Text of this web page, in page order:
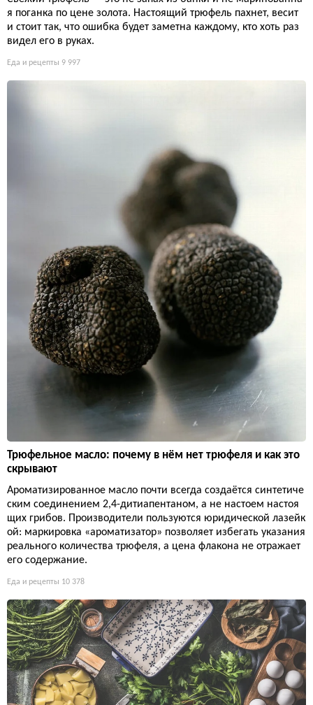
я поганка по цене золота. Настоящий трюфель пахнет, весит
и стоит так, что ошибка будет заметна каждому, кто хоть раз
видел его в руках.
Еда и рецепты 9 997
Трюфельное масло: почему в нём нет трюфеля и как это
скрывают
Ароматизированное масло почти всегда создаётся синтетиче
ским соединением 2,4-дитиапентаном, а не настоем настоя
щих грибов. Производители пользуются юридической лазейк
ой: маркировка «ароматизатор» позволяет избегать указания
реального количества трюфеля, а цена флакона не отражает
его содержание.
Еда и рецепты 10 378